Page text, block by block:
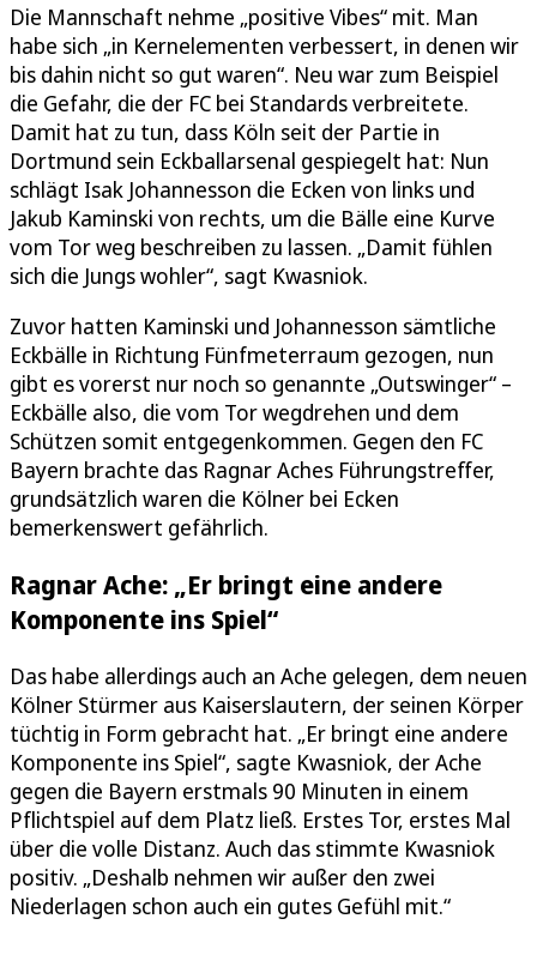
Die Mannschaft nehme „positive Vibes“ mit. Man
habe sich „in Kernelementen verbessert, in denen wir
bis dahin nicht so gut waren“. Neu war zum Beispiel
die Gefahr, die der FC bei Standards verbreitete.
Damit hat zu tun, dass Köln seit der Partie in
Dortmund sein Eckballarsenal gespiegelt hat: Nun
schlägt Isak Johannesson die Ecken von links und
Jakub Kaminski von rechts, um die Bälle eine Kurve
vom Tor weg beschreiben zu lassen. „Damit fühlen
sich die Jungs wohler“, sagt Kwasniok.
Zuvor hatten Kaminski und Johannesson sämtliche
Eckbälle in Richtung Fünfmeterraum gezogen, nun
gibt es vorerst nur noch so genannte „Outswinger“ –
Eckbälle also, die vom Tor wegdrehen und dem
Schützen somit entgegenkommen. Gegen den FC
Bayern brachte das Ragnar Aches Führungstreffer,
grundsätzlich waren die Kölner bei Ecken
bemerkenswert gefährlich.
Ragnar Ache: „Er bringt eine andere
Komponente ins Spiel“
Das habe allerdings auch an Ache gelegen, dem neuen
Kölner Stürmer aus Kaiserslautern, der seinen Körper
tüchtig in Form gebracht hat. „Er bringt eine andere
Komponente ins Spiel“, sagte Kwasniok, der Ache
gegen die Bayern erstmals 90 Minuten in einem
Pflichtspiel auf dem Platz ließ. Erstes Tor, erstes Mal
über die volle Distanz. Auch das stimmte Kwasniok
positiv. „Deshalb nehmen wir außer den zwei
Niederlagen schon auch ein gutes Gefühl mit.“